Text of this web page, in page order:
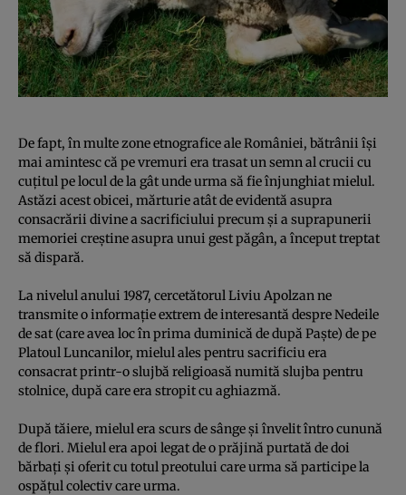
De fapt, în multe zone etnografice ale României, bătrânii îşi
mai amintesc că pe vremuri era trasat un semn al crucii cu
cuţitul pe locul de la gât unde urma să fie înjunghiat mielul.
Astăzi acest obicei, mărturie atât de evidentă asupra
consacrării divine a sacrificiului precum şi a suprapunerii
memoriei creştine asupra unui gest păgân, a început treptat
să dispară.
La nivelul anului 1987, cercetătorul Liviu Apolzan ne
transmite o informaţie extrem de interesantă despre Nedeile
de sat (care avea loc în prima duminică de după Paşte) de pe
Platoul Luncanilor, mielul ales pentru sacrificiu era
consacrat printr-o slujbă religioasă numită slujba pentru
stolnice, după care era stropit cu aghiazmă.
După tăiere, mielul era scurs de sânge şi învelit întro cunună
de flori. Mielul era apoi legat de o prăjină purtată de doi
bărbaţi şi oferit cu totul preotului care urma să participe la
ospăţul colectiv care urma.